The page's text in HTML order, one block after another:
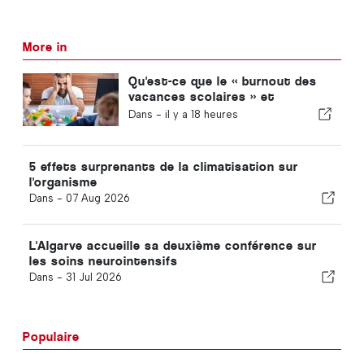
More in
Qu'est-ce que le « burnout des
vacances scolaires » et
comment l'éviter ?
Dans - il y a 18 heures
5 effets surprenants de la climatisation sur
l'organisme
Dans - 07 Aug 2026
L'Algarve accueille sa deuxième conférence sur
les soins neurointensifs
Dans - 31 Jul 2026
Populaire